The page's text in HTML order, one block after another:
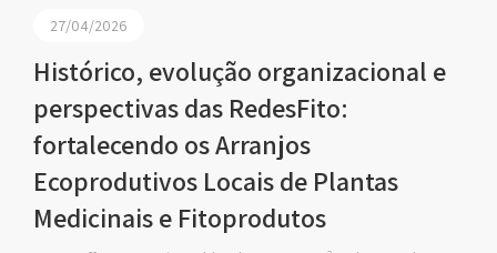
27/04/2026
Histórico, evolução organizacional e
perspectivas das RedesFito:
fortalecendo os Arranjos
Ecoprodutivos Locais de Plantas
Medicinais e Fitoprodutos